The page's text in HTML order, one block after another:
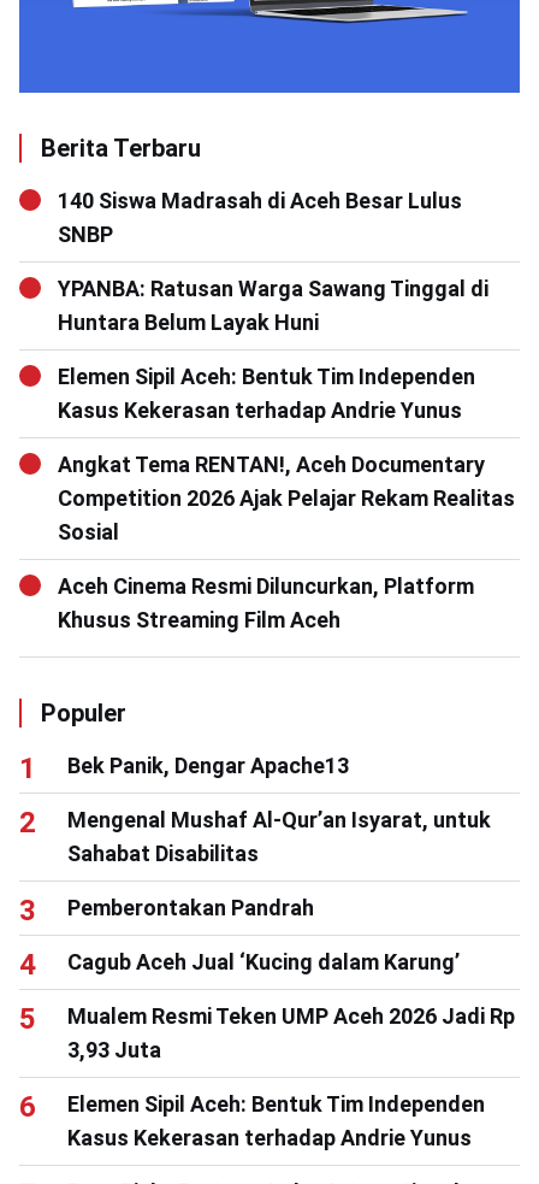
Berita Terbaru
140 Siswa Madrasah di Aceh Besar Lulus
SNBP
YPANBA: Ratusan Warga Sawang Tinggal di
Huntara Belum Layak Huni
Elemen Sipil Aceh: Bentuk Tim Independen
Kasus Kekerasan terhadap Andrie Yunus
Angkat Tema RENTAN!, Aceh Documentary
Competition 2026 Ajak Pelajar Rekam Realitas
Sosial
Aceh Cinema Resmi Diluncurkan, Platform
Khusus Streaming Film Aceh
Populer
Bek Panik, Dengar Apache13
Mengenal Mushaf Al-Qur’an Isyarat, untuk
Sahabat Disabilitas
Pemberontakan Pandrah
Cagub Aceh Jual ‘Kucing dalam Karung’
Mualem Resmi Teken UMP Aceh 2026 Jadi Rp
3,93 Juta
Elemen Sipil Aceh: Bentuk Tim Independen
Kasus Kekerasan terhadap Andrie Yunus